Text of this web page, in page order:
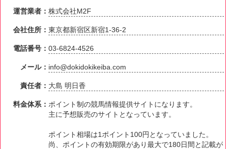
運営業者：株式会社M2F
会社住所：東京都新宿区新宿1-36-2
電話番号：03-6824-4526
メール： info@dokidokikeiba.com
責任者： 大島 明日香
料金体系： ポイント制の競馬情報提供サイトになります。
主に予想販売のサイトとなっています。
ポイント相場は1ポイント100円となっていました。
尚、ポイントの有効期限があり最大で180日間と記載が